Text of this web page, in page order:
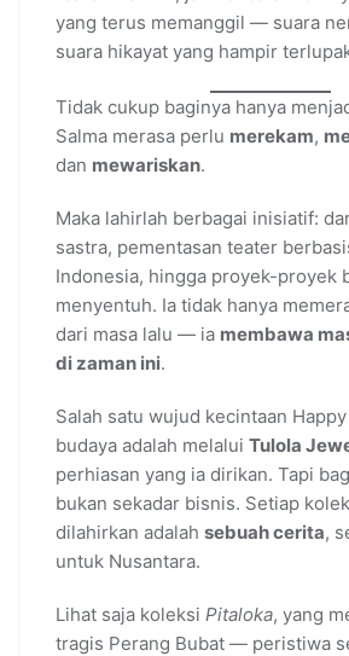
yang terus memanggil — suara
suara hikayat yang hampir
Tidak cukup baginya hanya
Salma merasa perlu merekam,
dan mewariskan.
Maka lahirlah berbagai inisiatif:
sastra, pementasan teater
Indonesia, hingga proyek-proyek
menyentuh. Ia tidak hanya
dari masa lalu — ia membawa
di zaman ini.
Salah satu wujud kecintaan
budaya adalah melalui Tulola
perhiasan yang ia dirikan. Tapi
bukan sekadar bisnis. Setiap
dilahirkan adalah sebuah cerita,
untuk Nusantara.
Lihat saja koleksi Pitaloka, yang
tragis Perang Bubat — peristiwa